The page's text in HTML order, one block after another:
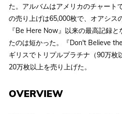
た。アルバムはアメリカのチャート
の売り上げは65,000枚で、オアシス
『Be Here Now』以来の最高記録
たのは短かった。『Don't Believe
ギリスでトリプルプラチナ（90万枚
20万枚以上を売り上げた。
OVERVIEW